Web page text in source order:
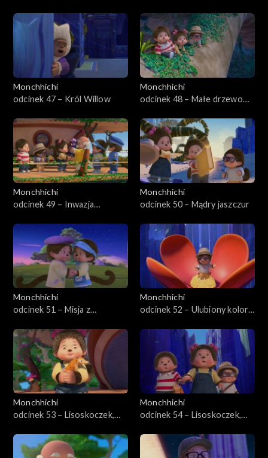
Monchhichi
odcinek 47 – Król Willow
Monchhichi
odcinek 48 – Małe drzewo
Monchhichi
odcinek 49 – Inwazja
Monchhichi
odcinek 50 – Mądry jaszczur
Monchhichi
odcinek 51 – Misja z
Monchhichi
odcinek 52 – Ulubiony kolor
Monchhichi
odcinek 53 – Lisoskoczek,
Monchhichi
odcinek 54 – Lisoskoczek,